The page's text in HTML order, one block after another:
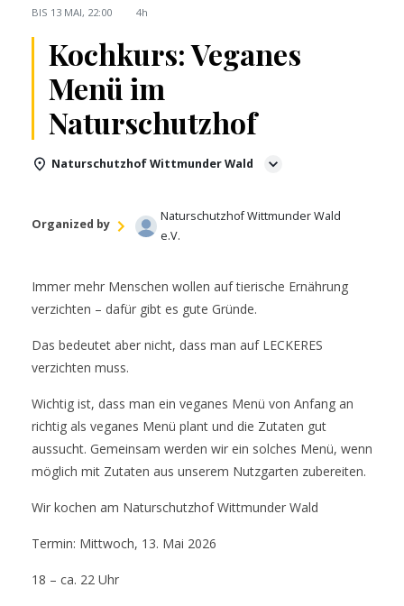
BIS 13 MAI, 22:00 4h
Kochkurs: Veganes
Menü im
Naturschutzhof
Naturschutzhof Wittmunder Wald
Organized by
Naturschutzhof Wittmunder Wald
e.V.
Immer mehr Menschen wollen auf tierische Ernährung
verzichten – dafür gibt es gute Gründe.
Das bedeutet aber nicht, dass man auf LECKERES
verzichten muss.
Wichtig ist, dass man ein veganes Menü von Anfang an
richtig als veganes Menü plant und die Zutaten gut
aussucht. Gemeinsam werden wir ein solches Menü, wenn
möglich mit Zutaten aus unserem Nutzgarten zubereiten.
Wir kochen am Naturschutzhof Wittmunder Wald
Termin: Mittwoch, 13. Mai 2026
18 – ca. 22 Uhr